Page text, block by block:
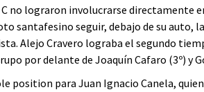
no lograron involucrarse directamente
santafesino seguir, debajo de su auto,
Alejo Cravero lograba el segundo
por delante de Joaquín Cafaro (3º) y
position para Juan Ignacio Canela,